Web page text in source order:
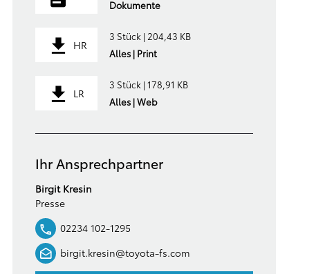
Dokumente
HR
3 Stück | 204,43 KB
Alles | Print
LR
3 Stück | 178,91 KB
Alles | Web
Ihr Ansprechpartner
Birgit Kresin
Presse
02234 102-1295
birgit.kresin@toyota-fs.com